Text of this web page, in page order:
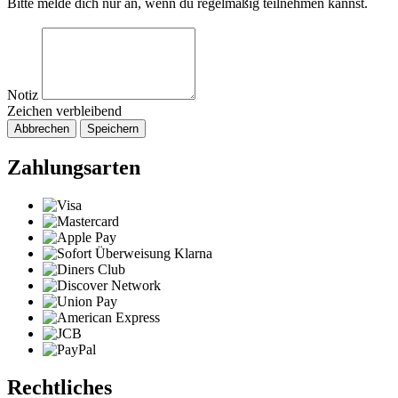
Bitte melde dich nur an, wenn du regelmäßig teilnehmen kannst.
Notiz
Zeichen verbleibend
Abbrechen Speichern
Zahlungsarten
Rechtliches